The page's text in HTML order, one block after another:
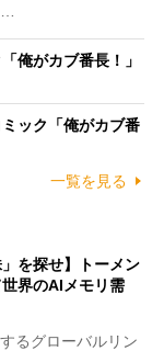
俺がカブ番長！」
ック「俺がカブ番
一覧を見る
を探せ】トーメン
界のAIメモリ需
るグローバルリン